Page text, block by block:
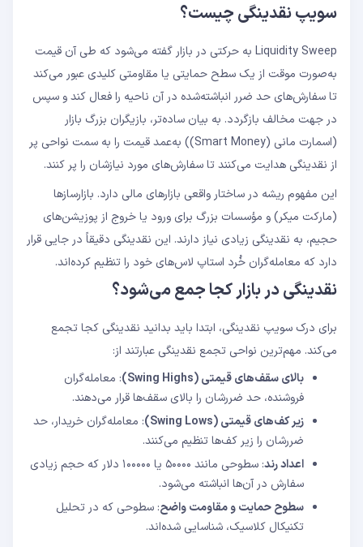
سویپ نقدینگی چیست؟
Liquidity Sweep به حرکتی در بازار گفته می‌شود که طی آن قیمت
به‌صورت موقت از یک سطح حمایتی یا مقاومتی کلیدی عبور می‌کند
تا سفارش‌های حد ضرر انباشته‌شده در آن ناحیه را فعال کند و سپس
در جهت مخالف بازگردد. به بیان ساده‌تر، بازیگران بزرگ بازار
(اسمارت مانی (Smart Money)) به‌عمد قیمت را به سمت نواحی پر
از نقدینگی هدایت می‌کنند تا سفارش‌های مورد نیازشان را پر کنند.
این مفهوم ریشه در ساختار واقعی بازارهای مالی دارد. بازارسازها
(مارکت میکر) و مؤسسات بزرگ برای ورود یا خروج از پوزیشن‌های
حجیم، به نقدینگی زیادی نیاز دارند. این نقدینگی دقیقاً در جایی قرار
دارد که معامله‌گران خُرد استاپ لاس‌های خود را تنظیم کرده‌اند.
نقدینگی در بازار کجا جمع می‌شود؟
برای درک سویپ نقدینگی، ابتدا باید بدانید نقدینگی کجا تجمع
می‌کند. مهم‌ترین نواحی تجمع نقدینگی عبارتند از:
بالای سقف‌های قیمتی(Swing Highs)
: معامله‌گران
فروشنده، حد ضررشان را بالای سقف‌ها قرار می‌دهند.
زیر کف‌های قیمتی(Swing Lows)
: معامله‌گران خریدار، حد
ضررشان را زیر کف‌ها تنظیم می‌کنند.
اعداد رند
: سطوحی مانند ۵۰۰۰۰ یا ۱۰۰۰۰۰ دلار که حجم زیادی
سفارش در آن‌ها انباشته می‌شود.
سطوح حمایت و مقاومت واضح: سطوحی که در تحلیل
تکنیکال کلاسیک، شناسایی شده‌اند.